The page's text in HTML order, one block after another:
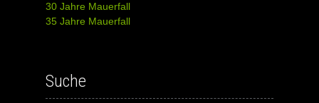
30 Jahre Mauerfall
35 Jahre Mauerfall
Suche